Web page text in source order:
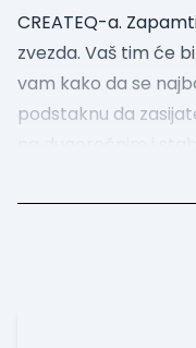
CREATEQ-a.
zvezda. Vaš tim će
vam kako da se
podstaknu da